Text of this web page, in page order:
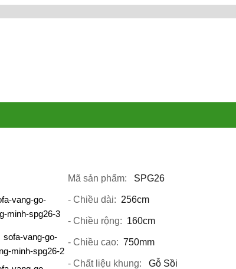
Mã sản phẩm: SPG26
- Chiều dài: 256cm
- Chiều rộng: 160cm
- Chiều cao: 750mm
- Chất liệu khung: Gỗ Sồi